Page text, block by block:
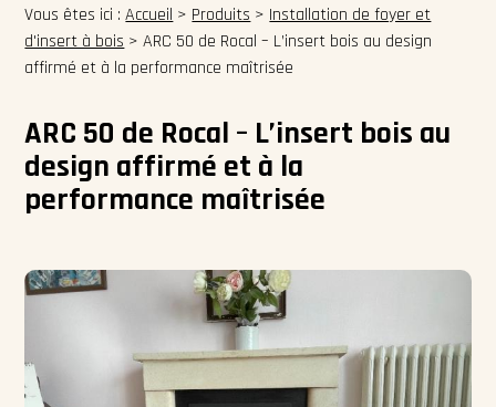
Vous êtes ici :Accueil > Produits > Installation de foyer et
d'insert à bois >ARC 50 de Rocal – L’insert bois au design
affirmé et à la performance maîtrisée
ARC 50 de Rocal – L’insert bois au
design affirmé et à la
performance maîtrisée